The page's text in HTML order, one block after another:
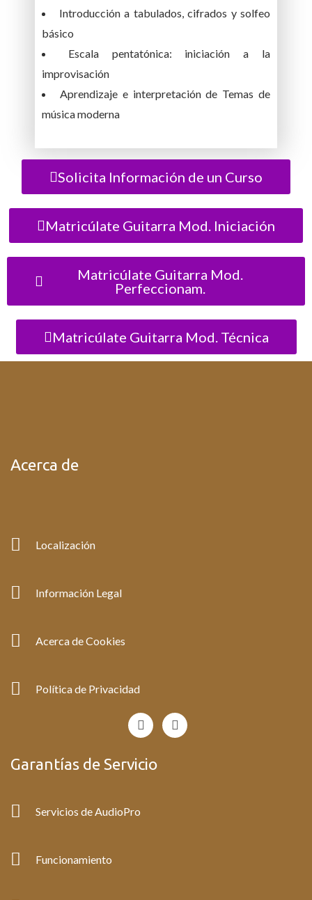
Introducción a tabulados, cifrados y solfeo
básico
Escala pentatónica: iniciación a la
improvisación
Aprendizaje e interpretación de Temas de
música moderna
Solicita Información de un Curso
Matricúlate Guitarra Mod. Iniciación
Matricúlate Guitarra Mod.
Perfeccionam.
Matricúlate Guitarra Mod. Técnica
Acerca de
Localización
Información Legal
Acerca de Cookies
Política de Privacidad
F
a
e
b
-
I
n
Garantías de Servicio
Servicios de AudioPro
Funcionamiento